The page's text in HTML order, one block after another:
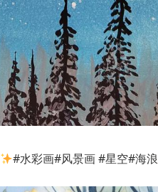
#水彩画#风景画 #星空#海浪